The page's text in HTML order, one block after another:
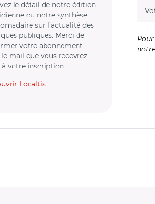
le détail de notre édition
ou notre synthèse
sur l’actualité des
publiques. Merci de
votre abonnement
le mail que vous recevrez
à votre inscription.
Localtis
notre